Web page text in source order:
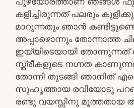
കളിച്ചിരുന്നത് പലരും
മാറുന്നതും ഞാൻ
അപ്പാഴൊന്നും തോന്നാത്ത
ഇയ്യിടെയായി
സ്ത്രീകളുടെ നഗ്നത
തോന്നി തുടങ്ങി ഞാനിത്
സുഹൃത്തായ രവിയോടു
രണ്ടു വയസ്സിനു മൂത്തതായ